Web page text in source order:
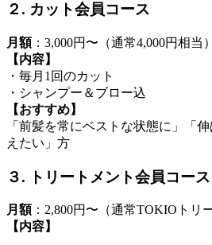
２. カット会員コース
月額：3,000円〜（通常4,000円相当）
【内容】
・毎月1回のカット
・シャンプー＆ブロー込
【おすすめ】
「前髪を常にベストな状態に」「
えたい」方
３. トリートメント会員コース
月額：2,800円〜（通常TOKIOトリ
【内容】